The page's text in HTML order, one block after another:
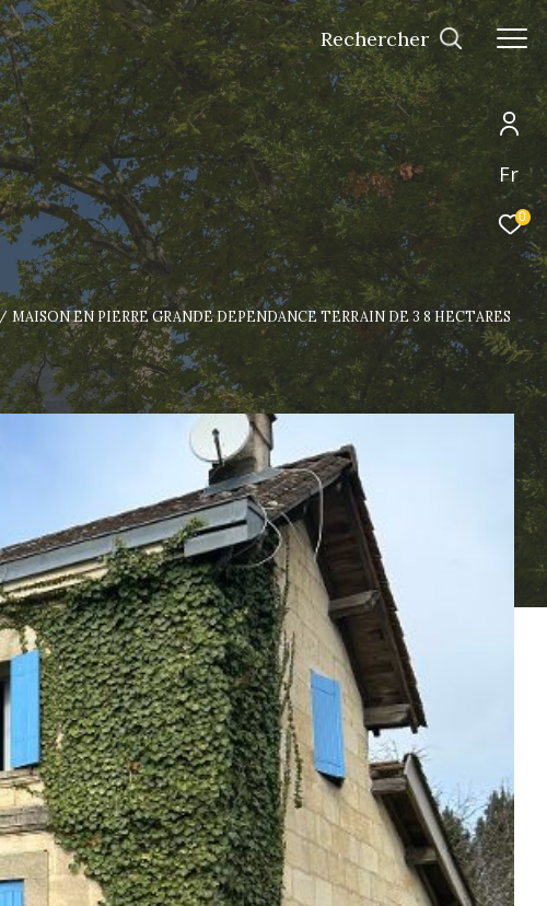
Fr
0
Rechercher
MAISON EN PIERRE GRANDE DEPENDANCE TERRAIN DE 3 8 HECTARES